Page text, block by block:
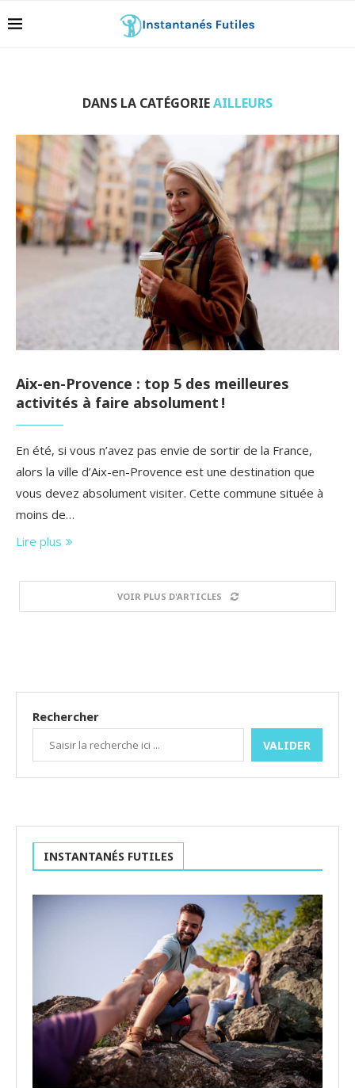
DANS LA CATÉGORIEAILLEURS
Aix-en-Provence : top 5 des meilleures
activités à faire absolument !
En été, si vous n’avez pas envie de sortir de la France,
alors la ville d’Aix-en-Provence est une destination que
vous devez absolument visiter. Cette commune située à
moins de…
Lire plus
VOIR PLUS D'ARTICLES
Rechercher
VALIDER
INSTANTANÉS FUTILES